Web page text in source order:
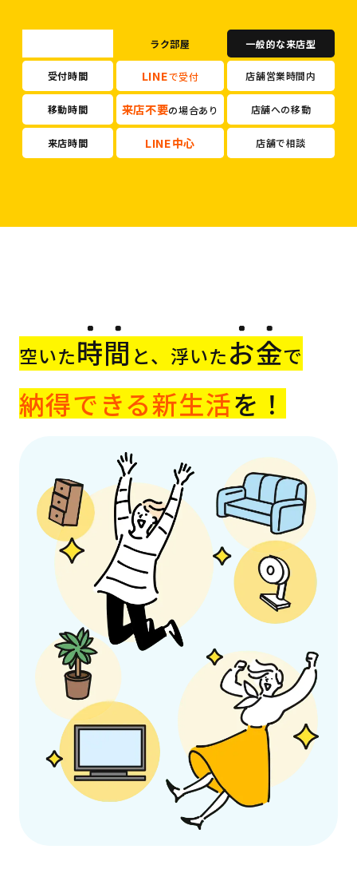
ラク部屋 一般的な来店型
受付時間 LINEで受付 店舗営業時間内
移動時間 来店不要の場合あり 店舗への移動
来店時間 LINE中心 店舗で相談
空いた時間 と、 浮いたお金で
納得できる新生活を！